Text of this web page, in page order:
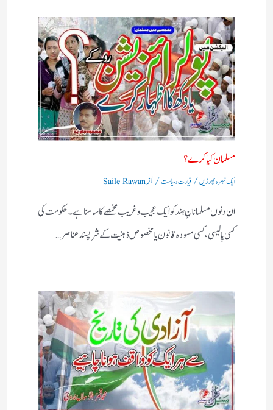
مسلمان کیا کرے؟
ایک تبصرہ چھوڑیں/ قیادت وسیاست/ ازSaile Rawan
ان دنوں مسلمانانِ ہند کو ایک عجیب وغریب مخمصے کا سامنا ہے۔ حکومت کی
کسی پالیسی، کسی مسودہ قانون یا مخصوص ذہنیت کے شرپسند عناصر…